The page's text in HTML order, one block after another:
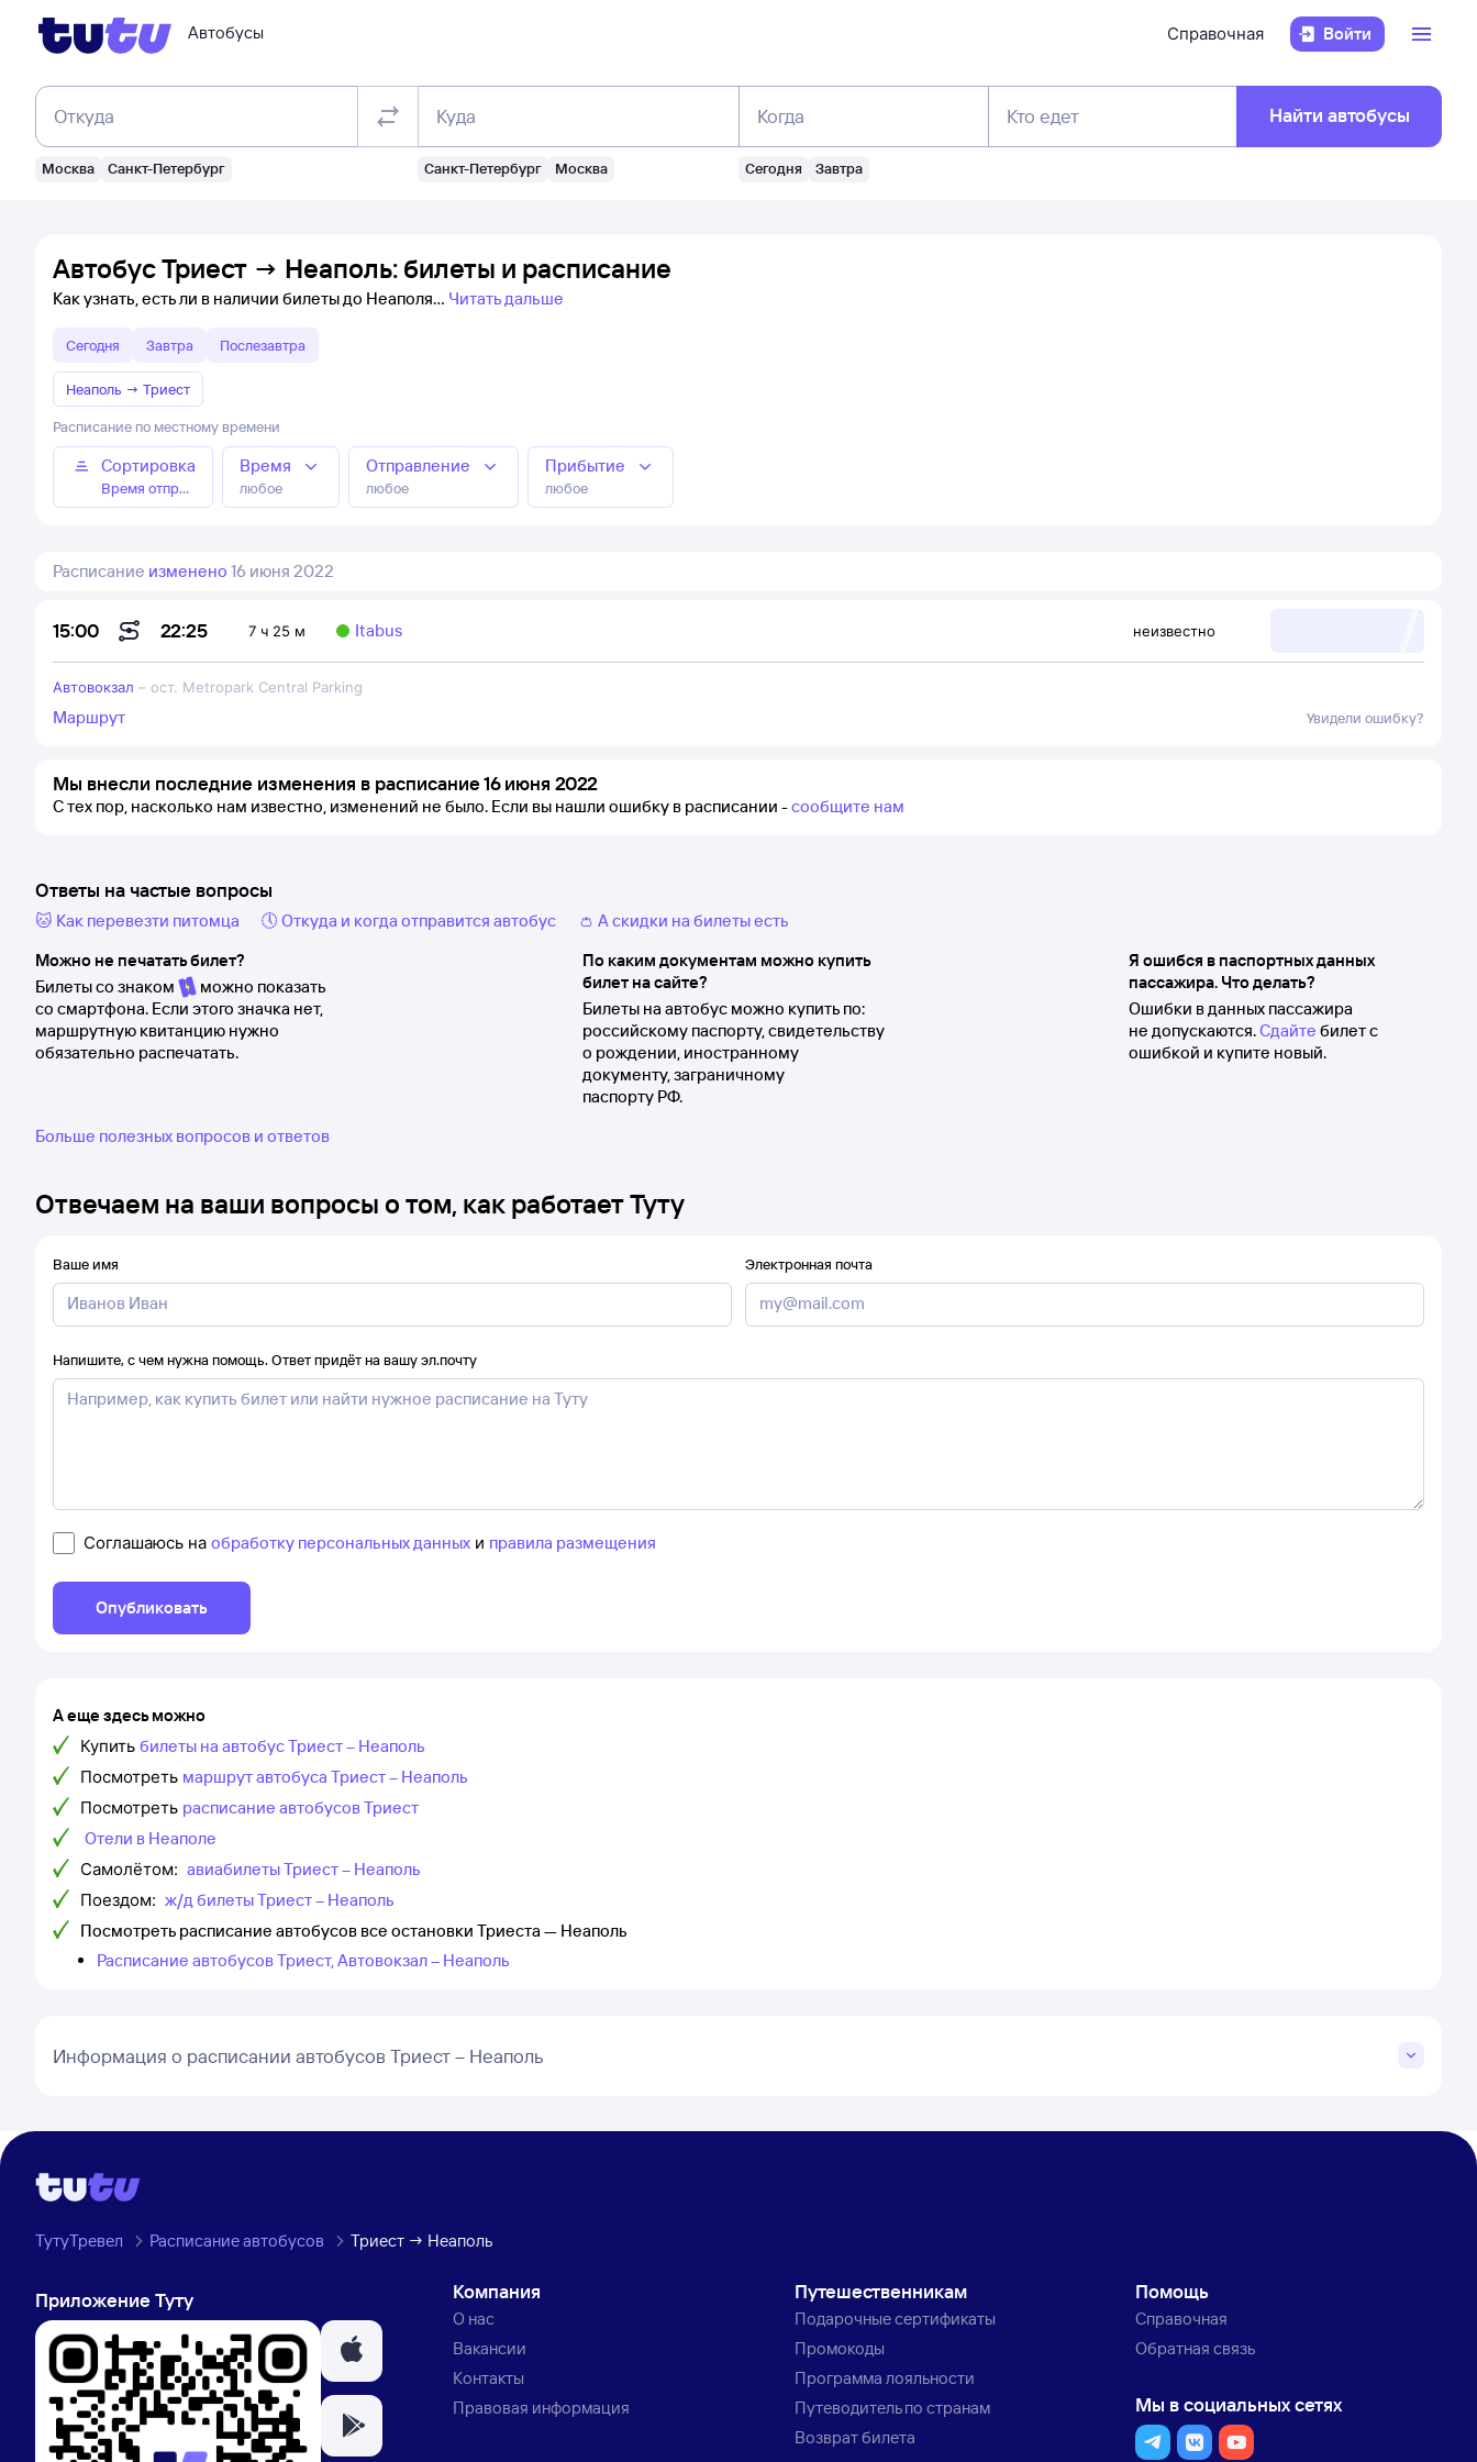
Автобусы Справочная Войти
Откуда
Москва Санкт-Петербург
Куда
Санкт-Петербург Москва
Когда
Сегодня Завтра
Кто едет Найти автобусы
Автобус Триест → Неаполь: билеты и расписание
Как узнать, есть ли в наличии билеты до Неаполя Читать дальше
Сегодня Завтра Послезавтра
Неаполь → Триест
Расписание по местному времени
Сортировка
Время отправления
Время
любое
Отправление
любое
Прибытие
любое
Расписание изменено 16 июня 2022
15:00 22:25 7 ч 25 м Itabus неизвестно
Автовокзал – ост. Metropark Central Parking
Маршрут Увидели ошибку?
Мы внесли последние изменения в расписание 16 июня 2022
С тех пор, насколько нам известно, изменений не было. Если вы нашли ошибку в расписании -сообщите нам
Ответы на частые вопросы
🐱 Как перевезти питомца 🕔 Откуда и когда отправится автобус
👛 А скидки на билеты есть
Можно не печатать билет?
Билеты со знаком
можно показать
со смартфона. Если этого значка нет,
маршрутную квитанцию нужно
обязательно распечатать.
По каким документам можно купить
билет на сайте?
Билеты на автобус можно купить по:
российскому паспорту, свидетельству
о рождении, иностранному
документу, заграничному
паспорту РФ.
Я ошибся в паспортных данных
пассажира. Что делать?
Ошибки в данных пассажира
не допускаются.Сдайте билет с
ошибкой и купите новый.
Больше полезных вопросов и ответов
Отвечаем на ваши вопросы о том, как работает Туту
Ваше имя Электронная почта
Напишите, с чем нужна помощь. Ответ придёт на вашу эл.почту
Соглашаюсь на обработку персональных данных и правила размещения
Опубликовать
А еще здесь можно
Купить билеты на автобус Триест – Неаполь
Посмотреть маршрут автобуса Триест – Неаполь
Посмотреть расписание автобусов Триест
Отели в Неаполе
Самолётом: авиабилеты Триест – Неаполь
Поездом: ж/д билеты Триест – Неаполь
Посмотреть расписание автобусов все остановки Триеста — Неаполь
Расписание автобусов Триест, Автовокзал – Неаполь
Информация о расписании автобусов Триест – Неаполь
ТутуТревел Расписание автобусов Триест → Неаполь
Приложение Туту Компания
О нас
Вакансии
Контакты
Правовая информация
Путешественникам
Подарочные сертификаты
Промокоды
Программа лояльности
Путеводитель по странам
Возврат билета
Помощь
Справочная
Обратная связь
Мы в социальных сетях